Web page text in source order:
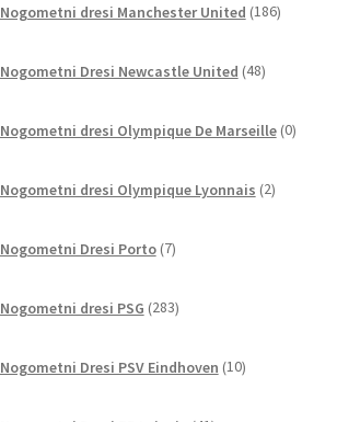
Nogometni dresi Manchester United 186izdelkov
Nogometni Dresi Newcastle United 48izdelkov
Nogometni dresi Olympique De Marseille 0
Nogometni dresi Olympique Lyonnais 2izdelka
Nogometni Dresi Porto 7izdelkov
Nogometni dresi PSG 283izdelkov
Nogometni Dresi PSV Eindhoven 10izdelkov